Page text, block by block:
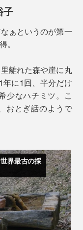
らでも食べられそ
ャラ地方の大自然
ス・ミツバチの特
働きバチの腹部の
ミネラルが豊富。
ます。
のは入っていませ
子
ぁというのが第一
。
離れた森や崖に丸
に1回、半分だけ
少なハチミツ。こ
おとぎ話のようで